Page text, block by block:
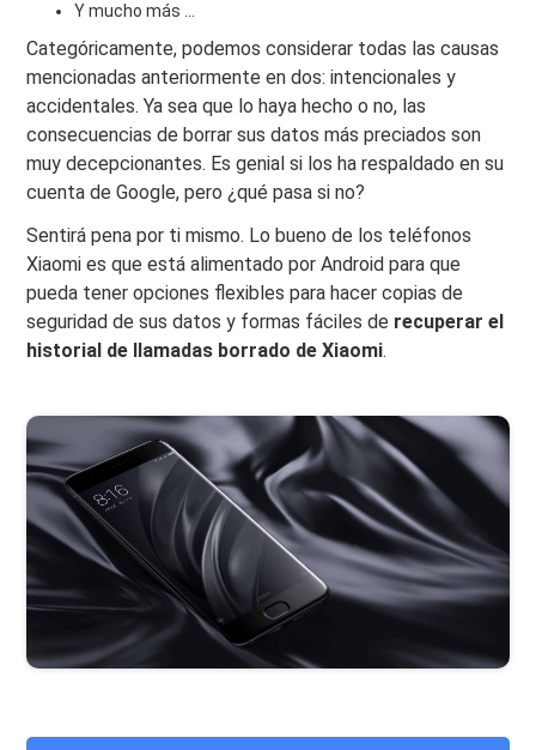
Y mucho más ...
Categóricamente, podemos considerar todas las causas
mencionadas anteriormente en dos: intencionales y
accidentales. Ya sea que lo haya hecho o no, las
consecuencias de borrar sus datos más preciados son
muy decepcionantes. Es genial si los ha respaldado en su
cuenta de Google, pero ¿qué pasa si no?
Sentirá pena por ti mismo. Lo bueno de los teléfonos
Xiaomi es que está alimentado por Android para que
pueda tener opciones flexibles para hacer copias de
seguridad de sus datos y formas fáciles de recuperar el
historial de llamadas borrado de Xiaomi.